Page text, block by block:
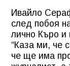
Ивайло
след побоя
лично Къро и
“Каза ми, че
че ще има